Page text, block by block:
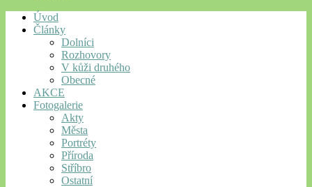
Úvod
Články
Dolníci
Rozhovory
V kůži druhého
Obecné
AKCE
Fotogalerie
Akty
Města
Portréty
Příroda
Stříbro
Ostatní